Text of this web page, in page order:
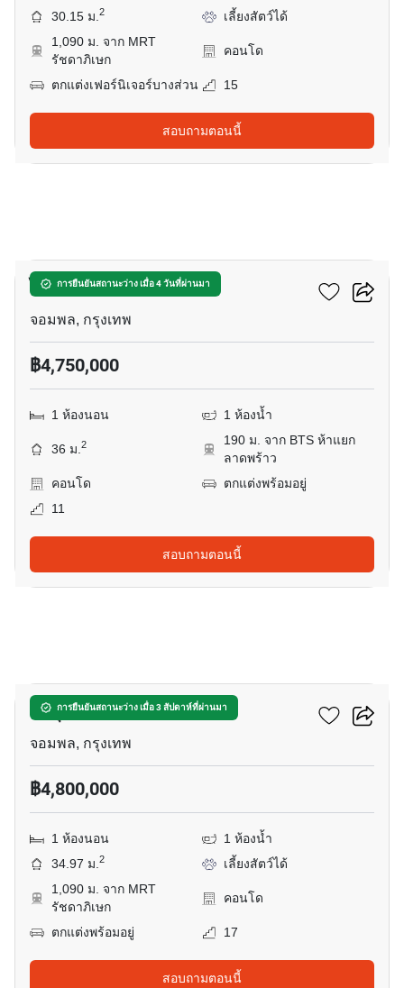
30.15 ม.2
เลี้ยงสัตว์ได้
1,090 ม. จาก MRT
รัชดาภิเษก
คอนโด
ตกแต่งเฟอร์นิเจอร์บางส่วน 15
สอบถามตอนนี้
การยืนยันสถานะว่าง เมื่อ 4 วันที่ผ่านมา
ไลฟ์ ลาดพร้าว
จอมพล, กรุงเทพ
฿4,750,000
1 ห้องนอน 1 ห้องน้ำ
36 ม.2
190 ม. จาก BTS ห้าแยก
ลาดพร้าว
คอนโด
ตกแต่งพร้อมอยู่
11
สอบถามตอนนี้
การยืนยันสถานะว่าง เมื่อ 3 สัปดาห์ที่ผ่านมา
มารุ ลาดพร้าว 15
จอมพล, กรุงเทพ
฿4,800,000
1 ห้องนอน
1 ห้องน้ำ
34.97 ม.2
เลี้ยงสัตว์ได้
1,090 ม. จาก MRT
รัชดาภิเษก
คอนโด
ตกแต่งพร้อมอยู่ 17
สอบถามตอนนี้